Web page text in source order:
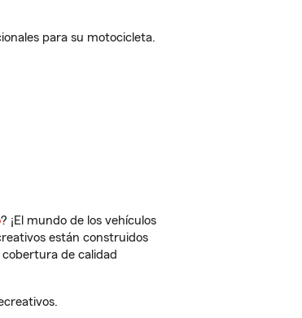
para su motocicleta.
? ¡El mundo de los vehículos
están construidos
de calidad